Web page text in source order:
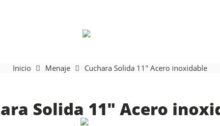
Inicio Menaje Cuchara Solida 11″ Acero inoxidable
Solida 11″ Acero